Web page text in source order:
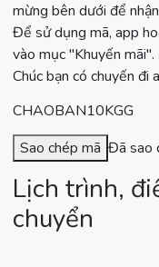
mừng bên dưới để
Để sử dụng mã, app
vào mục "Khuyến mãi".
Chúc bạn có chuyến đi
CHAOBAN10KGG
Sao chép mã Đã sao
Lịch trình,
chuyển